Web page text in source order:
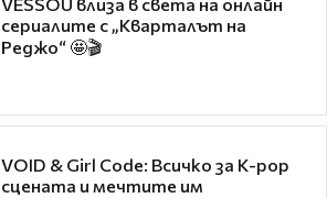
сериалите с „Кварталът на
Реджо“ 🤩🎬
VOID & Girl Code: Всичко за K-pop
сцената и мечтите им